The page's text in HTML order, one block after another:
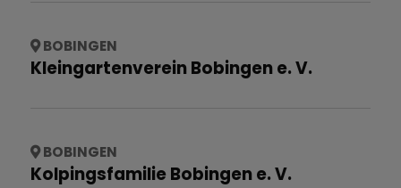
BOBINGEN
Kleingartenverein Bobingen e. V.
BOBINGEN
Kolpingsfamilie Bobingen e. V.